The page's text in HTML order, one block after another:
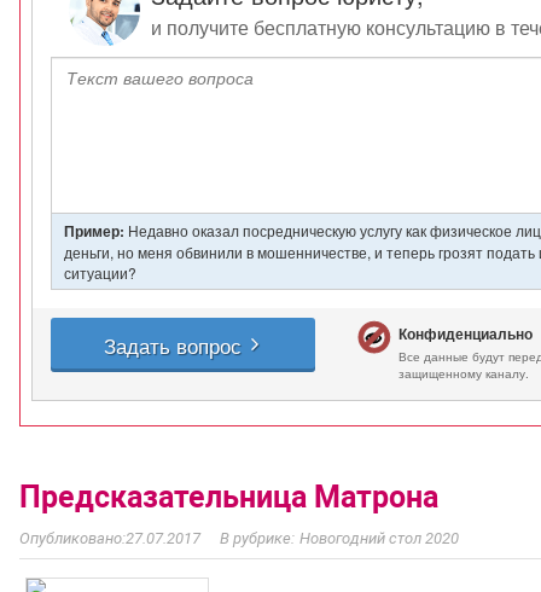
Предсказательница Матрона
27.07.2017 Новогодний стол 2020